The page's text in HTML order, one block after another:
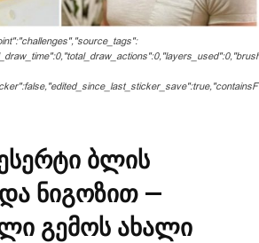
ბლის
ნიგოზით —
გემოს ახალი